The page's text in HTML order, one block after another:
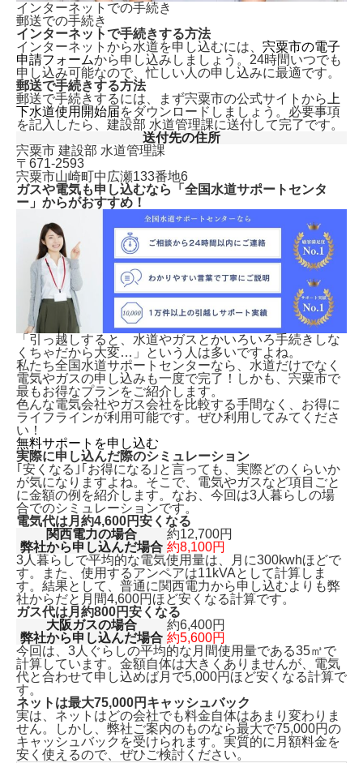
インターネットでの手続き
郵送での手続き
インターネットで手続きする方法
インターネットから水道を申し込むには、 宍粟市の電子
申請フォームから申し込みしましょう。24時間いつでも
申し込み可能なので、忙しい人の申し込みに最適です。
郵送で手続きする方法
郵送で手続きするには、まず宍粟市の公式サイトから 上
下水道使用開始届をダウンロードしましょう。必要事項
を記入したら、建設部 水道管理課に送付して完了です。
送付先の住所
宍粟市 建設部 水道管理課
〒671-2593
宍粟市山崎町中広瀬133番地6
ガスや電気も申し込むなら「全国水道サポートセンタ
ー」からがおすすめ！
「引っ越しすると、水道やガスとかいろいろ手続きしな
くちゃだから大変…」という人は多いですよね。
私たち全国水道サポートセンターなら、水道だけでなく
電気やガスの申し込みも一度で完了！しかも、 宍粟市で
最もお得なプランをご紹介します。
色んな電気会社やガス会社を比較する手間なく、お得に
ライフラインが利用可能です。ぜひ利用してみてくださ
い！
無料サポートを申し込む
実際に申し込んだ際のシミュレーション
｢安くなる｣｢お得になる｣と言っても、実際どのくらいか
が気になりますよね。そこで、電気やガスなど項目ごと
に金額の例を紹介します。なお、今回は3人暮らしの場
合でのシミュレーションです。
電気代は月約4,600円安くなる
関西電力の場合
約12,700円
弊社から申し込んだ場合 約8,100円
3人暮らしで平均的な電気使用量は、月に300kwhほどで
す。また、使用するアンペアは11kVAとして計算しま
す。結果として、普通に関西電力から申し込むよりも弊
社からだと月間4,600円ほど安くなる計算です。
ガス代は月約800円安くなる
大阪ガスの場合
約6,400円
弊社から申し込んだ場合 約5,600円
今回は、3人ぐらしの平均的な月間使用量である35㎥で
計算しています。金額自体は大きくありませんが、 電気
代と合わせて申し込めば月で5,000円ほど安くなる計算で
す。
ネットは最大75,000円キャッシュバック
実は、ネットはどの会社でも料金自体はあまり変わりま
せん。しかし、弊社ご案内のものなら最大で75,000円の
キャッシュバックを受けられます。 実質的に月額料金を
安く使えるので、ぜひご検討ください。